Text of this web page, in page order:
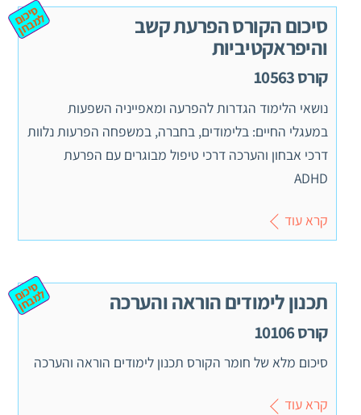
סיכום הקורס הפרעת קשב
והיפראקטיביות
קורס 10563
ס
יכ
ום ל
מ
ב
ח
ן
נושאי הלימוד הגדרות להפרעה ומאפייניה השפעות
במעגלי החיים: בלימודים, בחברה, במשפחה הפרעות נלוות
דרכי אבחון והערכה דרכי טיפול מבוגרים עם הפרעת
ADHD
קרא עוד
תכנון לימודים הוראה והערכה
קורס 10106
ס
יכ
ום ל
מ
ב
ח
ן
סיכום מלא של חומר הקורס תכנון לימודים הוראה והערכה
קרא עוד